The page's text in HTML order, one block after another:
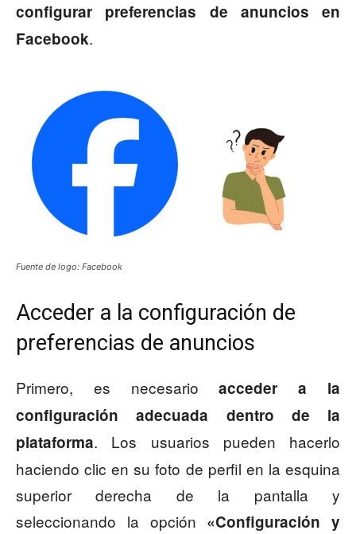
configurar preferencias de anuncios en
Facebook.
Fuente de logo: Facebook
Acceder a la configuración de
preferencias de anuncios
Primero, es necesarioacceder a la
configuración adecuada dentro de la
plataforma. Los usuarios pueden hacerlo
haciendo clic en su foto de perfil en la esquina
superior derecha de la pantalla y
seleccionando la opción «Configuración y